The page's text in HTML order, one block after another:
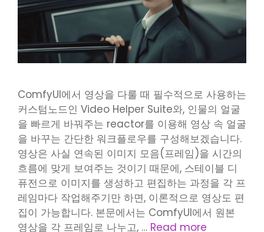
ComfyUI에서 영상을 다룰 때 필수적으로 사용하는
커스텀노드인 Video Helper Suite와, 인물의 얼굴
을 빠르게 바꿔주는 reactor를 이용해 영상 속 얼굴
을 바꾸는 간단한 워크플로우를 구성해보겠습니다.
영상은 사실 연속된 이미지 모음(프레임)을 시간의
흐름에 맞게 보여주는 것이기 때문에, 스테이블 디
퓨전으로 이미지를 생성하고 편집하는 과정을 각 프
레임마다 작업해주기만 하면, 이론적으로 영상도 편
집이 가능합니다. 본문에서는 ComfyUI에서 원본
영상을 각 프레임로 나누고, … Read more